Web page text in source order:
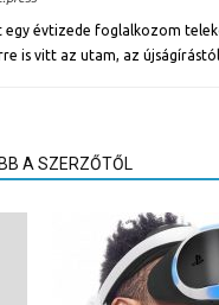
egy évtizede foglalkozom
is vitt az utam, az
A SZERZŐTŐL